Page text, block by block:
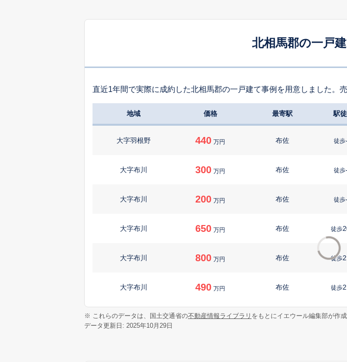
北相馬郡の一戸
直近1年間で実際に成約した北相馬郡の一戸建て事例を用意しました。
地域 価格 最寄駅 駅
大字羽根野 440 万円 布佐 徒歩-
大字布川 300 万円 布佐 徒歩-
大字布川 200 万円 布佐 徒歩-
大字布川 650 万円 布佐 徒歩
大字布川 800 万円 布佐 徒歩
大字布川 490 万円 布佐 徒歩
※ これらのデータは、国土交通省の不動産情報ライブラリ をもとにイエウール編集部が作成
データ更新日: 2025年10月29日